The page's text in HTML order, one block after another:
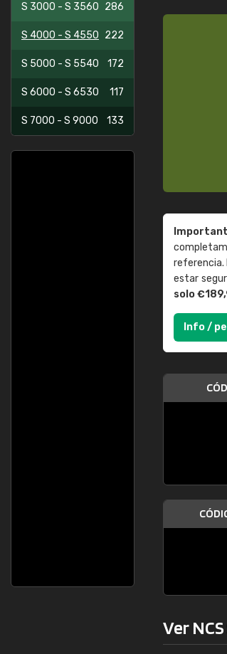
S 3000 - S 3560 286
S 4000 - S 4550 222
S 5000 - S 5540 172
S 6000 - S 6530 117
S 7000 - S 9000 133
referencia.
estar
solo
Info /
Ver